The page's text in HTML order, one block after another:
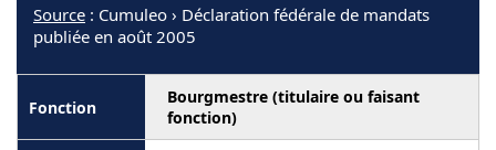
Source : Cumuleo › Déclaration fédérale de mandats
publiée en août 2005
Bourgmestre (titulaire ou faisant
fonction)